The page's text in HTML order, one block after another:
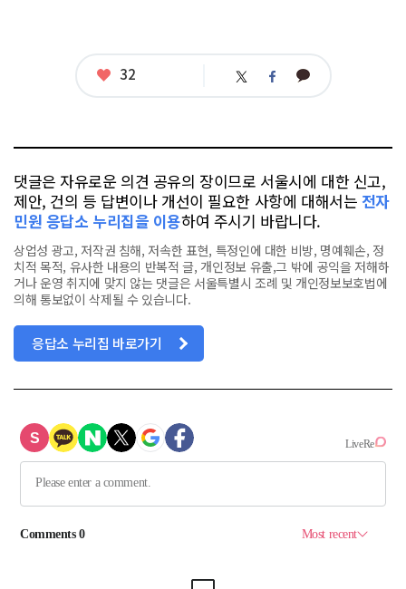
좋
32 트 페 카
댓글은 자유로운 의견 공유의 장이므로 서울시에 대한 신고,
제안, 건의 등 답변이나 개선이 필요한 사항에 대해서는 전자
민원 응답소 누리집을 이용하여 주시기 바랍니다.
상업성 광고, 저작권 침해, 저속한 표현, 특정인에 대한 비방, 명예훼손, 정
치적 목적, 유사한 내용의 반복적 글, 개인정보 유출,그 밖에 공익을 저해하
거나 운영 취지에 맞지 않는 댓글은 서울특별시 조례 및 개인정보보호법에
의해 통보없이 삭제될 수 있습니다.
응답소 누리집 바로가기